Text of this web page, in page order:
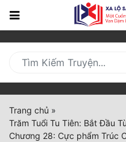
Trang
Mới
Cập
Nhật
(current)
BXH
Trang chủ »
Trăm Tuổi Tu Tiên: Bắt Đầu
Chương 28: Cực phẩm Trúc